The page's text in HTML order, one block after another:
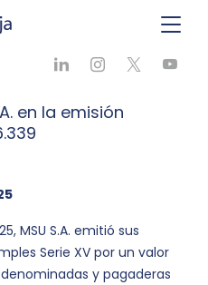
en la emisión
MSU S.A. emitió sus
Serie XV por un valor
y pagaderas